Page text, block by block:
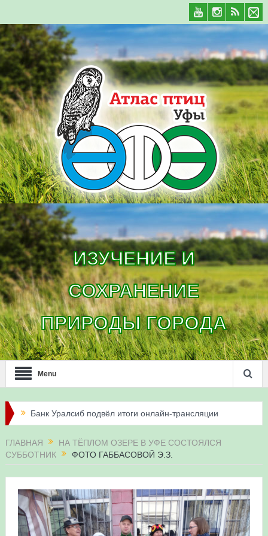
ИЗУЧЕНИЕ И
СОХРАНЕНИЕ
ПРИРОДЫ ГОРОДА
Menu
Банк Уралсиб подвёл итоги онлайн-трансляции
Итоги акции «Соловьиные вечера-2026» в
Три птенца сапсанов Уралсиба получили имена и
кольца
ГЛАВНАЯ
НА ТЁПЛОМ ОЗЕРЕ В УФЕ СОСТОЯЛСЯ
СУББОТНИК
ФОТО ГАББАСОВОЙ Э.З.